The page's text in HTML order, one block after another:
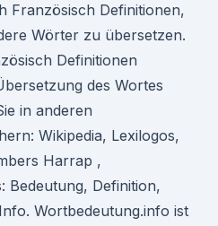
Französisch Definitionen,
Wörter zu übersetzen.
Definitionen
des Wortes
in anderen
Wikipedia, Lexilogos,
Harrap ,
Bedeutung, Definition,
Wortbedeutung.info ist